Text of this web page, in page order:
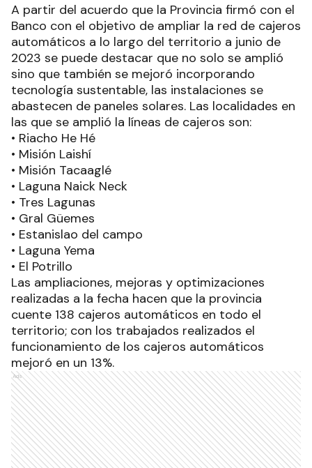
A partir del acuerdo que la Provincia firmó con el
Banco con el objetivo de ampliar la red de cajeros
automáticos a lo largo del territorio a junio de
2023 se puede destacar que no solo se amplió
sino que también se mejoró incorporando
tecnología sustentable, las instalaciones se
abastecen de paneles solares. Las localidades en
las que se amplió la líneas de cajeros son:
• Riacho He Hé
• Misión Laishí
• Misión Tacaaglé
• Laguna Naick Neck
• Tres Lagunas
• Gral Güemes
• Estanislao del campo
• Laguna Yema
• El Potrillo
Las ampliaciones, mejoras y optimizaciones
realizadas a la fecha hacen que la provincia
cuente 138 cajeros automáticos en todo el
territorio; con los trabajados realizados el
funcionamiento de los cajeros automáticos
mejoró en un 13%.
Ads